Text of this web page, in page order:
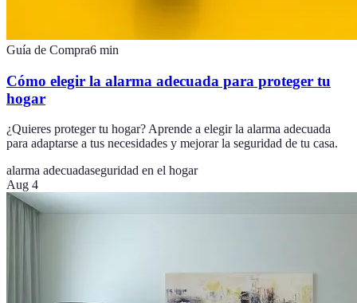
Guía de Compra6 min
Cómo elegir la alarma adecuada para proteger tu
hogar
¿Quieres proteger tu hogar? Aprende a elegir la alarma adecuada
para adaptarse a tus necesidades y mejorar la seguridad de tu casa.
alarma adecuadaseguridad en el hogar
Aug 4